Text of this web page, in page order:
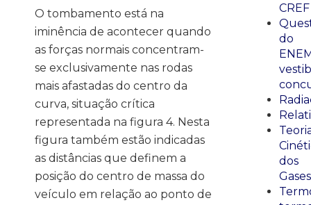
O tombamento está na
iminência de acontecer quando
as forças normais concentram-
se exclusivamente nas rodas
mais afastadas do centro da
curva, situação crítica
representada na figura 4. Nesta
figura também estão indicadas
as distâncias que definem a
posição do centro de massa do
veículo em relação ao ponto de
CREF
do
dos
Gases